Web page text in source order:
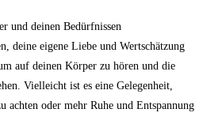
und deinen Bedürfnissen
deine eigene Liebe und Wertschätzung
auf deinen Körper zu hören und die
Vielleicht ist es eine Gelegenheit,
achten oder mehr Ruhe und Entspannung